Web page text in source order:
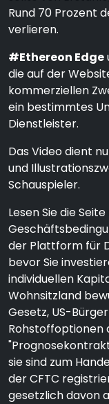
Rund 70 Prozent
verlieren.
#Ethereon Edge
die auf der
kommerziellen
ein bestimmtes
Dienstleister.
Das Video dient
und
Schauspieler.
Lesen Sie die
der Plattform für
bevor Sie
individuellen
Wohnsitzland
Gesetz, US-
Rohstoffoptionen
sie sind zum
der CFTC
gesetzlich davon